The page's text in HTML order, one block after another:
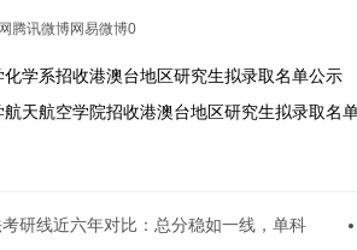
腾讯微博网易微博0
化学系招收港澳台地区研究生拟录取名单公示
天航空学院招收港澳台地区研究生拟录取名
研线近六年对比：总分稳如一线，单科